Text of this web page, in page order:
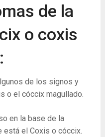
de la
o coxis
de los signos y
o el cóccix magullado.
en la base de la
está el Coxis o cóccix.